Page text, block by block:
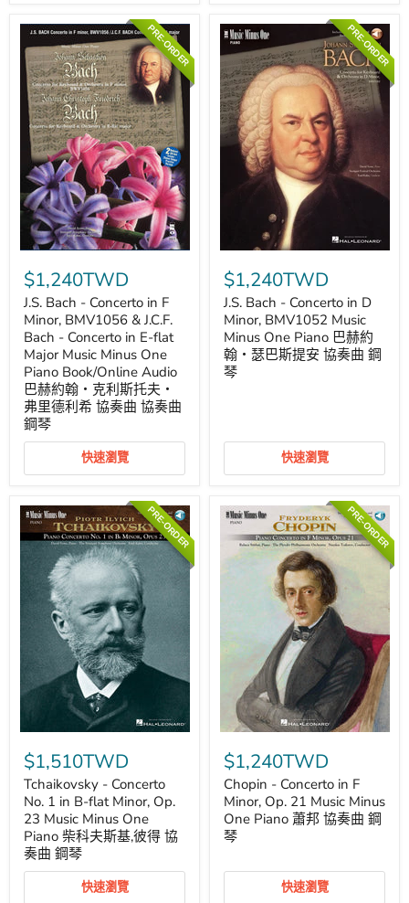
Set
莫
札
特
協
奏
曲
One
Piano
拉
瑪
尼
諾
夫
協
奏
J.S.
Bach
Concerto
in
F
Minor,
BMV1056
&
J.C.F.
Bach
-
Concerto
in
flat
Music
Minus
One
Piano
Book/Online
Audio
克
利
托
夫‧
德
利
希
協
奏
曲
協
奏
曲
PRE-ORDER
$1,240TWD
J.S. Bach - Concerto in F
Minor, BMV1056 & J.C.F.
Bach - Concerto in E-flat
Major Music Minus One
Piano Book/Online Audio
巴赫約翰‧克利斯托夫‧
弗里德利希 協奏曲 協奏曲
鋼琴
快速瀏覽
J.S.
Bach
Concerto
in
D
Minor,
BMV1052
Music
赫
翰‧
巴
斯
協
奏
鋼
琴
PRE-ORDER
$1,240TWD
J.S. Bach - Concerto in D
Minor, BMV1052 Music
Minus One Piano 巴赫約
翰‧瑟巴斯提安 協奏曲 鋼
琴
快速瀏覽
Tchaikovsky
Concerto
No.
1
in
B-
flat
Minor,
Op.
PRE-ORDER
$1,510TWD
Tchaikovsky - Concerto
No. 1 in B-flat Minor, Op.
23 Music Minus One
Piano 柴科夫斯基,彼得 協
奏曲 鋼琴
快速瀏覽
Chopin
Concerto
in
F
Minor,
Op.
21
Minus
PRE-ORDER
$1,240TWD
Chopin - Concerto in F
Minor, Op. 21 Music Minus
One Piano 蕭邦 協奏曲 鋼
琴
快速瀏覽